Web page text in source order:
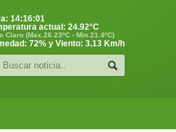
14:16:02
actual: 24.92°C
Claro (Max.26.23ºC - Min.21.4ºC)
72% y Viento: 3.13 Km/h